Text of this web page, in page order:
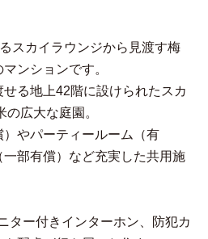
スカイラウンジから見渡す梅
ンションです。
る地上42階に設けられたスカ
広大な庭園。
やパーティールーム（有
部有償）など充実した共用施
ター付きインターホン、防犯カ